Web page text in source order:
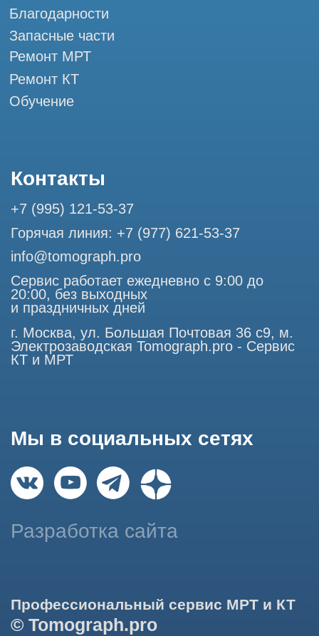
только с согласия владельца. Владелец оставляет за собой
право воспользоваться статьей 146 УК РФ при нарушении
представленная на сайте, ни при каких условиях не
является публичной офертой, определяемой положениями
Статьи 437 (2) Гражданского кодекса РФ.
использование сайтом cookies и обработку персональных
данных в целях функционирования сайта, проведения
ретаргетинга, статистических исследований, улучшения
сервиса и предоставления релевантной рекламной
информации на основе ваших предпочтений и интересов.
© Tomograph.pro
Разработка сайта